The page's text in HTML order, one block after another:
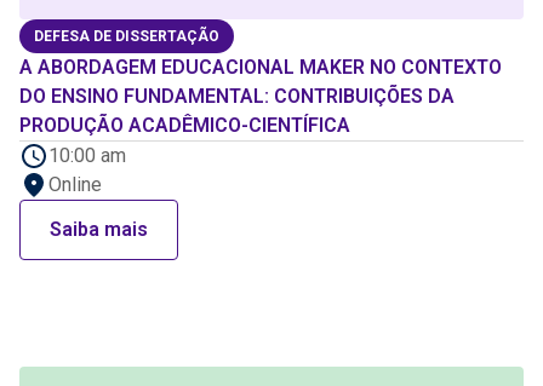
DEFESA DE DISSERTAÇÃO
A ABORDAGEM EDUCACIONAL MAKER NO CONTEXTO
DO ENSINO FUNDAMENTAL: CONTRIBUIÇÕES DA
PRODUÇÃO ACADÊMICO-CIENTÍFICA
10:00 am
Online
Saiba mais